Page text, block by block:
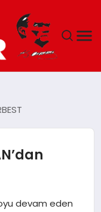
devam eden